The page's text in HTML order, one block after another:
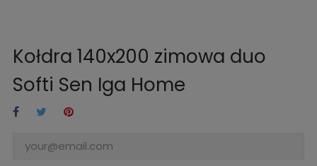
Kołdra 140x200 zimowa duo
Softi Sen Iga Home